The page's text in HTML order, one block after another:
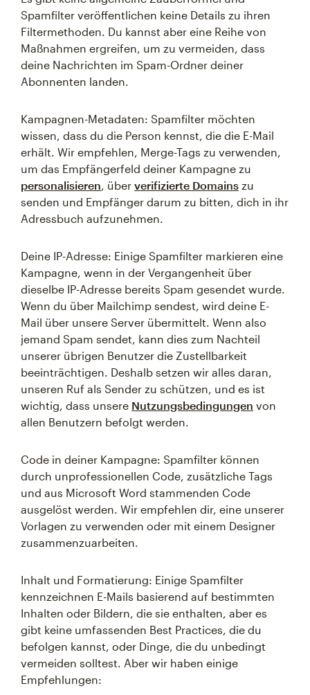
Spamfilter veröffentlichen keine Details zu ihren
Filtermethoden. Du kannst aber eine Reihe von
Maßnahmen ergreifen, um zu vermeiden, dass
deine Nachrichten im Spam-Ordner deiner
Abonnenten landen.
Kampagnen-Metadaten: Spamfilter möchten
wissen, dass du die Person kennst, die die E-Mail
erhält. Wir empfehlen, Merge-Tags zu verwenden,
um das Empfängerfeld deiner Kampagne zu
personalisieren, über verifizierte Domains zu
senden und Empfänger darum zu bitten, dich in ihr
Adressbuch aufzunehmen.
Deine IP-Adresse: Einige Spamfilter markieren eine
Kampagne, wenn in der Vergangenheit über
dieselbe IP-Adresse bereits Spam gesendet wurde.
Wenn du über Mailchimp sendest, wird deine E-
Mail über unsere Server übermittelt. Wenn also
jemand Spam sendet, kann dies zum Nachteil
unserer übrigen Benutzer die Zustellbarkeit
beeinträchtigen. Deshalb setzen wir alles daran,
unseren Ruf als Sender zu schützen, und es ist
wichtig, dass unsere Nutzungsbedingungen von
allen Benutzern befolgt werden.
Code in deiner Kampagne: Spamfilter können
durch unprofessionellen Code, zusätzliche Tags
und aus Microsoft Word stammenden Code
ausgelöst werden. Wir empfehlen dir, eine unserer
Vorlagen zu verwenden oder mit einem Designer
zusammenzuarbeiten.
Inhalt und Formatierung: Einige Spamfilter
kennzeichnen E-Mails basierend auf bestimmten
Inhalten oder Bildern, die sie enthalten, aber es
gibt keine umfassenden Best Practices, die du
befolgen kannst, oder Dinge, die du unbedingt
vermeiden solltest. Aber wir haben einige
Empfehlungen: